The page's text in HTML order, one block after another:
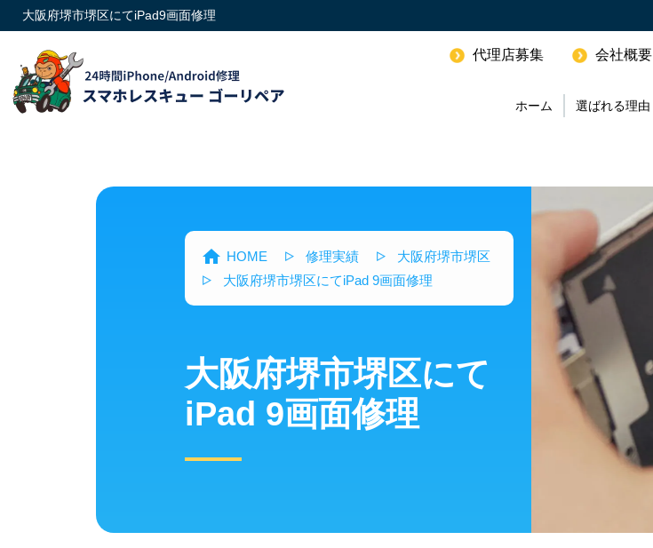
大阪府堺市堺区にてiPad9画面修理
代理店募集 会社概要
ホーム 選ばれる理由
HOME 修理実績
大阪府堺市堺区
大阪府堺市堺区にてiPad 9画面修理
大阪府堺市堺区にて
iPad 9画面修理